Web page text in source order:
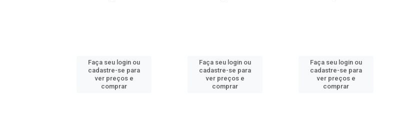
Faça seu login ou
cadastre-se para
ver preços e
comprar
Faça seu login ou
cadastre-se para
ver preços e
comprar
Faça seu login ou
cadastre-se para
ver preços e
comprar